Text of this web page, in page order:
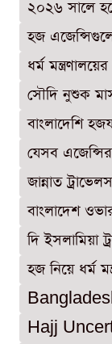
২০২৬ সালে
হজ
ধর্ম
সৌদি নুশুক
বাংলাদেশি
যেসব
জান্নাত
বাংলাদেশ
দি ইসলামিয়া
হজ নিয়ে ধর্ম
Hajj